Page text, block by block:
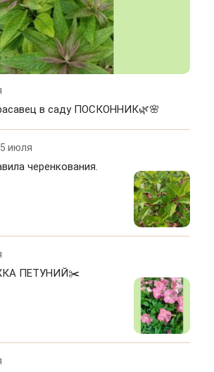
в саду ПОСКОННИК🌿🌸
июля
черенкования.
ПЕТУНИЙ✂️